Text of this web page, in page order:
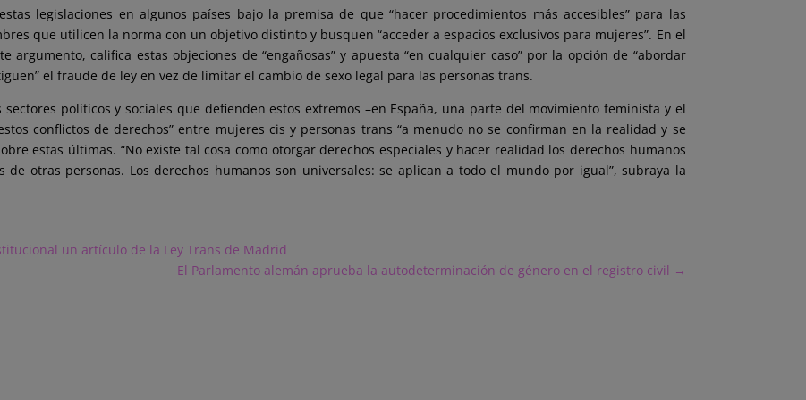
legislaciones en algunos países bajo la premisa de que “hacer procedimientos más accesibles” para las
que utilicen la norma con un objetivo distinto y busquen “acceder a espacios exclusivos para mujeres”. En el
argumento, califica estas objeciones de “engañosas” y apuesta “en cualquier caso” por la opción de “abordar
el fraude de ley en vez de limitar el cambio de sexo legal para las personas trans.
políticos y sociales que defienden estos extremos –en España, una parte del movimiento feminista y el
conflictos de derechos” entre mujeres cis y personas trans “a menudo no se confirman en la realidad y se
estas últimas. “No existe tal cosa como otorgar derechos especiales y hacer realidad los derechos humanos
de otras personas. Los derechos humanos son universales: se aplican a todo el mundo por igual”, subraya la
un artículo de la Ley Trans de Madrid
El Parlamento alemán aprueba la autodeterminación de género en el registro civil →